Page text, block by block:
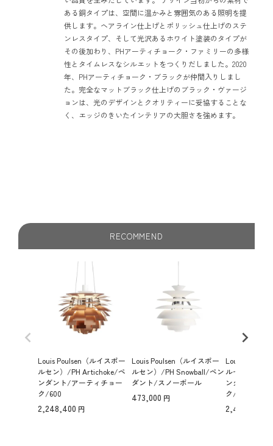
ある銅タイプは、空間に温かみと雰囲気のある照明を提
供します。ヘアライン仕上げとポリッシュ仕上げのステ
ンレスタイプ、そして光沢あるホワイト塗装のタイプが
その後加わり、PHアーティチョーク・ファミリーの多様
性とタイムレスなシルエットをつくりだしました。2020
年、PHアーティチョーク・ブラックが仲間入りしまし
た。完全なマットブラック仕上げのブラック・ヴァージ
ョンは、光のデザインとクオリティーに妥協することな
く、エッジのきいたインテリアの大胆さを強めます。
RECOMMEND
Louis Poulsen（ルイスポー
ルセン）/PH Artichoke/ペ
ンダント/アーティチョー
ク/600
2,248,400
Louis Poulsen（ルイスポー
ルセン）/PH Snowball/ペン
ダント/スノーボール
473,000
Louis Poulsen
ルセン）/PH
ンダント/ア
ク/720
2,475,000